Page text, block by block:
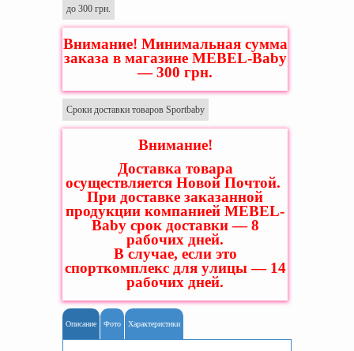
до 300 грн.
Внимание! Минимальная сумма
заказа в магазине MEBEL-Baby
— 300 грн.
Сроки доставки товаров Sportbaby
Внимание!
Доставка товара
осуществляется Новой Почтой.
При доставке заказанной
продукции компанией MEBEL-
Baby срок доставки — 8
рабочих дней.
В случае, если это
спорткомплекс для улицы — 14
рабочих дней.
Описание Фото Характеристики